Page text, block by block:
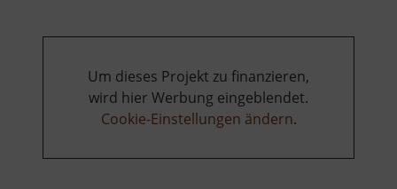
Um dieses Projekt zu finanzieren,
wird hier Werbung eingeblendet.
Cookie-Einstellungen ändern.